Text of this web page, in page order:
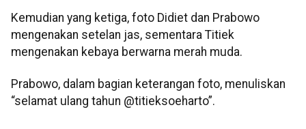
Kemudian yang ketiga, foto Didiet dan Prabowo
mengenakan setelan jas, sementara Titiek
mengenakan kebaya berwarna merah muda.
Prabowo, dalam bagian keterangan foto, menuliskan
“selamat ulang tahun @titieksoeharto”.